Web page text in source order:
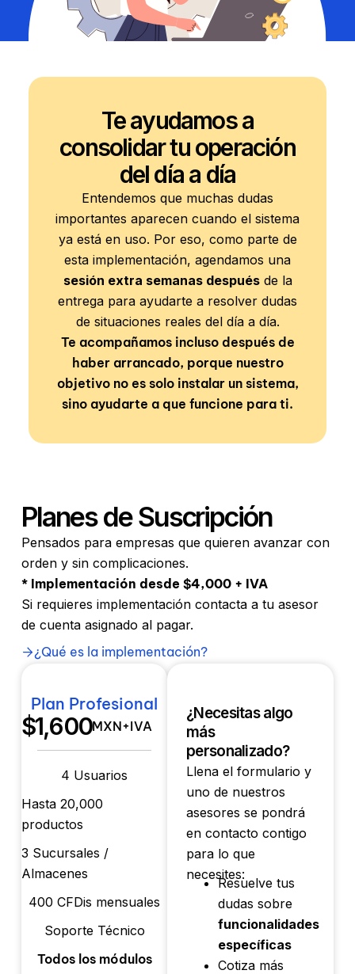
Te ayudamos a
consolidar tu operación
del día a día
Entendemos que muchas dudas
importantes aparecen cuando el sistema
ya está en uso. Por eso, como parte de
esta implementación, agendamos una
sesión extra semanas despuésde la
entrega para ayudarte a resolver dudas
de situaciones reales del día a día.
Te acompañamos incluso después de
haber arrancado, porque nuestro
objetivo no es solo instalar un sistema,
sino ayudarte a que funcione para ti.
Planes de Suscripción
Pensados para empresas que quieren avanzar con
orden y sin complicaciones.
* Implementación desde $4,000 + IVA
Si requieres implementación contacta a tu asesor
de cuenta asignado al pagar.
¿Qué es la implementación?
Plan Profesional
$1,600MXN+IVA
4 Usuarios
Hasta 20,000
productos
3 Sucursales /
Almacenes
400 CFDis mensuales
Soporte Técnico
Todos los módulos
¿Necesitas algo
más
personalizado?
Llena el formulario y
uno de nuestros
asesores se pondrá
en contacto contigo
para lo que
necesites:
Resuelve tus
dudas sobre
funcionalidades
específicas
Cotiza más